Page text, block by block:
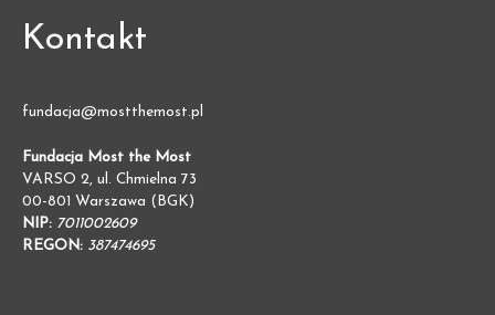
Kontakt
fundacja@mostthemost.pl
Fundacja Most the Most
VARSO 2, ul. Chmielna 73
00-801 Warszawa (BGK)
NIP: 7011002609
REGON: 387474695